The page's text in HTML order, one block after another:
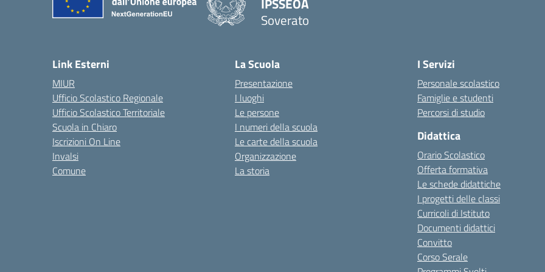
Soverato
Link Esterni
MIUR
Ufficio Scolastico Regionale
Ufficio Scolastico Territoriale
Scuola in Chiaro
Iscrizioni On Line
Invalsi
Comune
La Scuola
Presentazione
I luoghi
Le persone
I numeri della scuola
Le carte della scuola
Organizzazione
La storia
I Servizi
Personale scolastico
Famiglie e studenti
Percorsi di studio
Didattica
Orario Scolastico
Offerta formativa
Le schede didattiche
I progetti delle classi
Curricoli di Istituto
Documenti didattici
Convitto
Corso Serale